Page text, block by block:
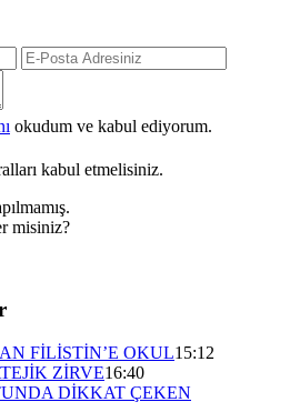
okudum ve kabul ediyorum.
kabul etmelisiniz.
misiniz?
FİLİSTİN’E OKUL15:12
ZİRVE16:40
DİKKAT ÇEKEN